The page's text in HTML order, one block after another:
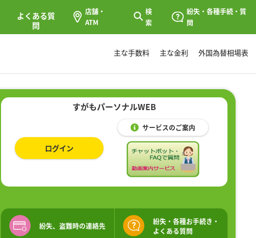
よくある質
問
店舗・
ATM
検
索
紛失・各種手続・質
問
主な手数料 主な金利 外国為替相場表
すがもパーソナルWEB
ログイン
サービスのご案内
紛失、盗難時の連絡先
紛失・各種お手続き・
よくある質問